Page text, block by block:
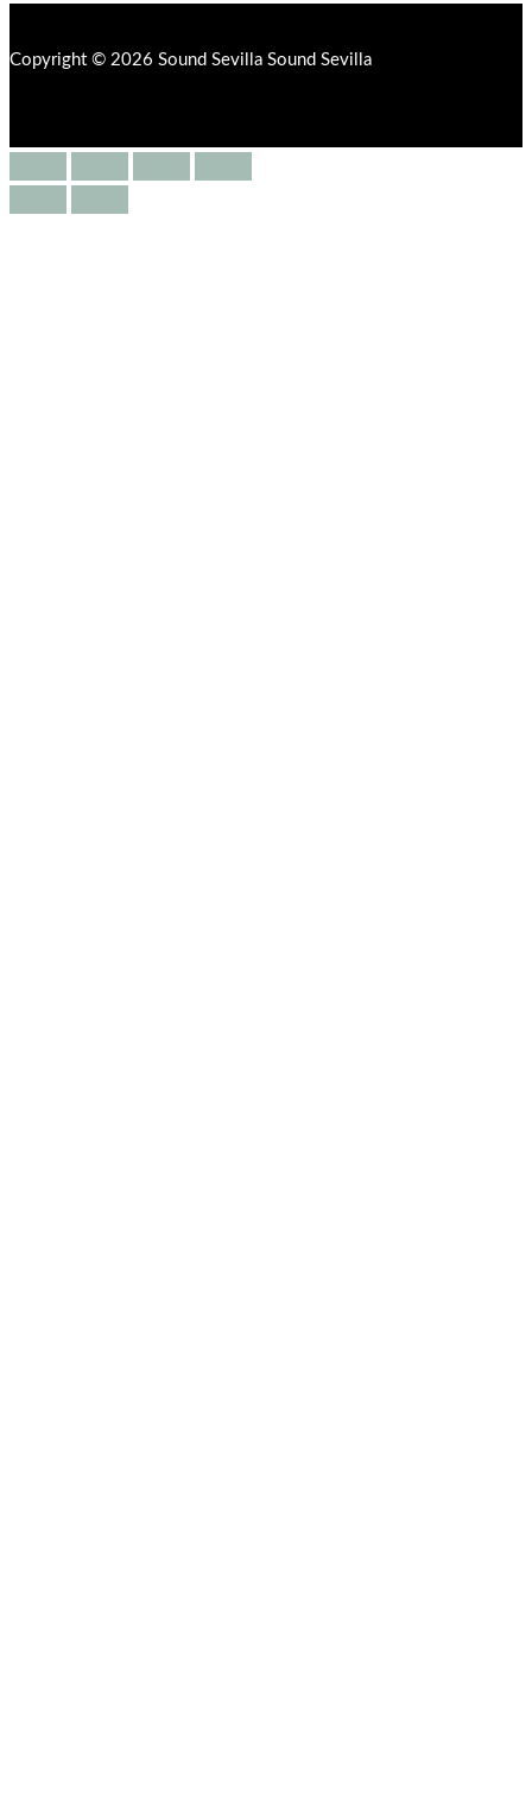
Copyright © 2026 Sound Sevilla Sound Sevilla